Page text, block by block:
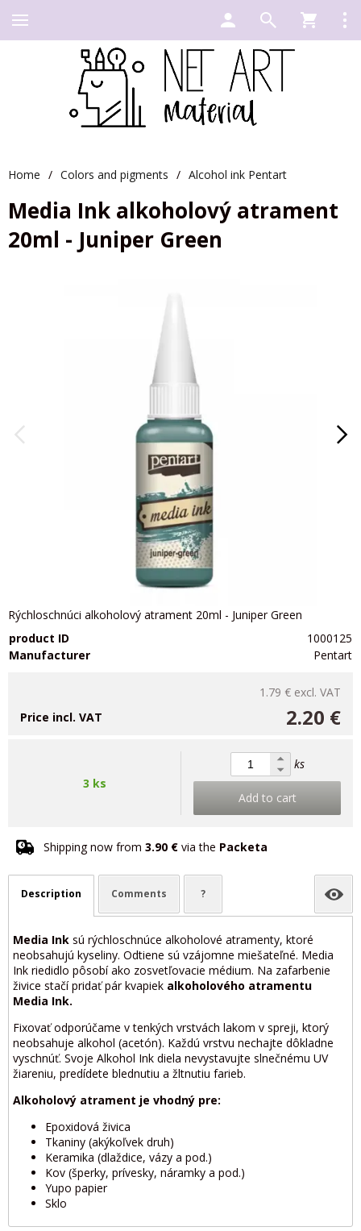
Home / Colors and pigments / Alcohol ink Pentart
Media Ink alkoholový atrament
20ml - Juniper Green
Rýchloschnúci alkoholový atrament 20ml - Juniper Green
product ID
1000125
Manufacturer
Pentart
1.79 € excl. VAT
2.20 €
Price incl. VAT
3 ks
ks
Add to cart
Shipping now from 3.90 € via the Packeta
Description Comments ?
Media Ink sú rýchloschnúce alkoholové atramenty, ktoré
neobsahujú kyseliny. Odtiene sú vzájomne miešateľné. Media
Ink riedidlo pôsobí ako zosvetľovacie médium. Na zafarbenie
živice stačí pridať pár kvapiek alkoholového atramentu
Media Ink.
Fixovať odporúčame v tenkých vrstvách lakom v spreji, ktorý
neobsahuje alkohol (acetón). Každú vrstvu nechajte dôkladne
vyschnúť. Svoje Alkohol Ink diela nevystavujte slnečnému UV
žiareniu, predídete blednutiu a žltnutiu farieb.
Alkoholový atrament je vhodný pre:
Epoxidová živica
Tkaniny (akýkoľvek druh)
Keramika (dlaždice, vázy a pod.)
Kov (šperky, prívesky, náramky a pod.)
Yupo papier
Sklo